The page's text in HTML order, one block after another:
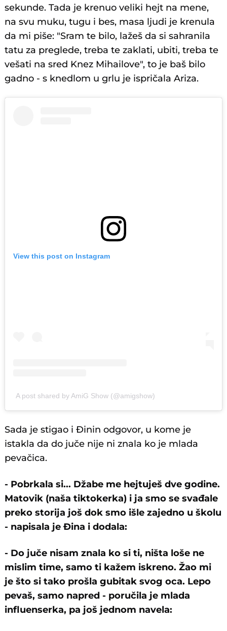
sekunde. Tada je krenuo veliki hejt na mene,
na svu muku, tugu i bes, masa ljudi je krenula
da mi piše: "Sram te bilo, lažeš da si sahranila
tatu za preglede, treba te zaklati, ubiti, treba te
vešati na sred Knez Mihailove", to je baš bilo
gadno - s knedlom u grlu je ispričala Ariza.
View this post on Instagram
A post shared by AmiG Show (@amigshow)
Sada je stigao i Đinin odgovor, u kome je
istakla da do juče nije ni znala ko je mlada
pevačica.
- Pobrkala si... Džabe me hejtuješ dve godine.
Matovik (naša tiktokerka) i ja smo se svađale
preko storija još dok smo išle zajedno u školu
- napisala je Đina i dodala:
- Do juče nisam znala ko si ti, ništa loše ne
mislim time, samo ti kažem iskreno. Žao mi
je što si tako prošla gubitak svog oca. Lepo
pevaš, samo napred - poručila je mlada
influenserka, pa još jednom navela: